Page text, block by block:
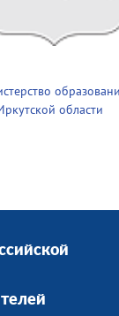
области